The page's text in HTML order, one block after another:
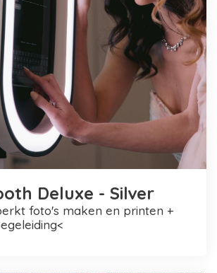
Deluxe - Silver